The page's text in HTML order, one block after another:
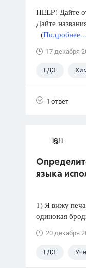
HELP! Дайте
Дайте
(Подробнее...
17 декабря
ГДЗ
1 ответ
ì§í ì 
языка
1) Я вижу
одинокая
20 декабря
ГДЗ